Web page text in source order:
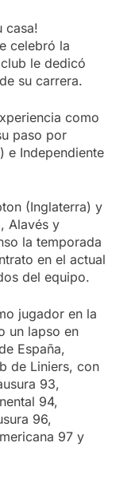
casa!
celebró la
le dedicó
su carrera.
como
paso por
e Independiente
(Inglaterra) y
Alavés y
la temporada
en el actual
del equipo.
jugador en la
un lapso en
España,
de Liniers, con
93,
94,
96,
97 y